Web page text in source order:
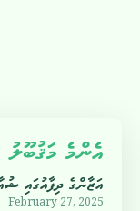
އެންމެ މަޤުބޫލު
އަޒާންގެ ދިފާއުގައި
February 27, 2025